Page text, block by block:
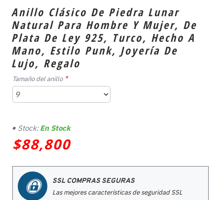
Anillo Clásico De Piedra Lunar
Natural Para Hombre Y Mujer, De
Plata De Ley 925, Turco, Hecho A
Mano, Estilo Punk, Joyería De
Lujo, Regalo
$88,800
Stock: En Stock
Tamaño del anillo
SSL COMPRAS SEGURAS
Las mejores características de seguridad SSL